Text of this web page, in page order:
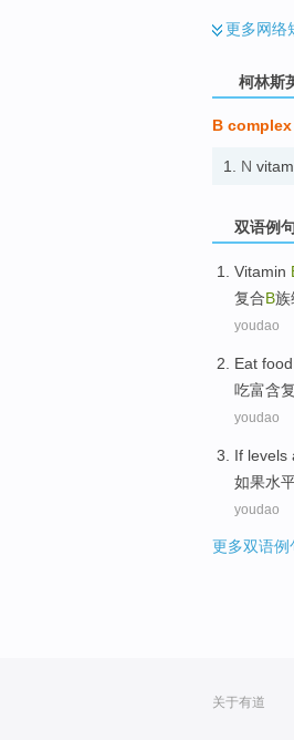
更多网络
柯林斯
B complex
1. N
双语例句
Vitamin
复合B族
youdao
Eat food
吃富含
youdao
If levels
如果水
youdao
更多双语例
关于有道